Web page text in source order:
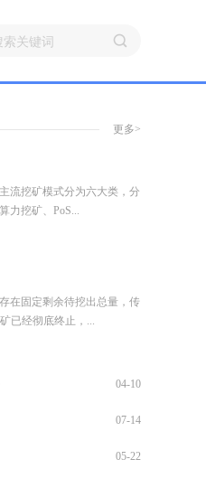
更多>
流挖矿模式分为六大类，分
力挖矿、PoS...
在固定剩余待挖出总量，传
已经彻底终止，...
04-10
07-14
05-22